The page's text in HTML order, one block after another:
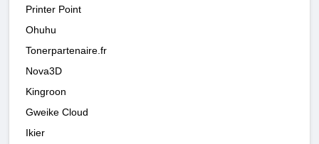
Printer Point
Ohuhu
Tonerpartenaire.fr
Nova3D
Kingroon
Gweike Cloud
Ikier